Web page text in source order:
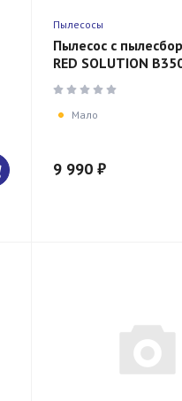
Пылесосы
Пылесос с
RED SOLUTION
Мало
9 990 ₽